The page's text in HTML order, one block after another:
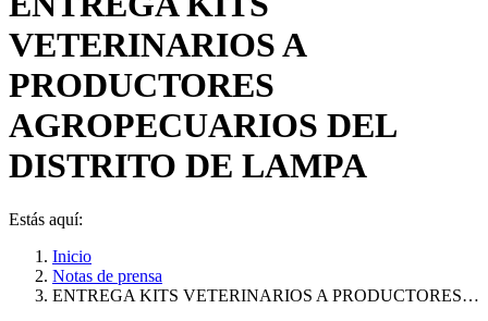
VETERINARIOS A
PRODUCTORES
AGROPECUARIOS DEL
DISTRITO DE LAMPA
Estás aquí:
Inicio
Notas de prensa
ENTREGA KITS VETERINARIOS A PRODUCTORES…